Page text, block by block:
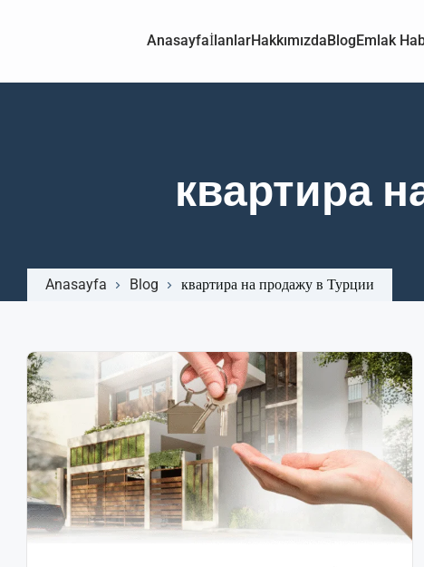
AnasayfaİlanlarHakkımızdaBlogEmlak
квартира
Anasayfa Blog квартира на продажу в Турции